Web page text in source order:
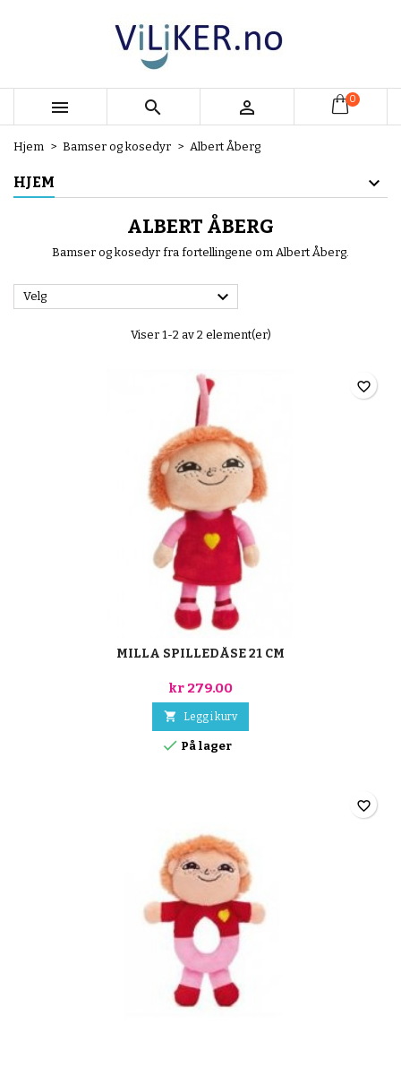
   0
Hjem Bamser og kosedyr Albert Åberg
HJEM
ALBERT ÅBERG
Bamser og kosedyr fra fortellingene om Albert Åberg.
Velg 
Viser 1-2 av 2 element(er)
MILLA SPILLEDÅSE 21 CM
kr 279.00
 Legg i kurv
 På lager
favorite_border
favorite_border
My wishlists
((modalTitle))
((modalDeleteText))
Opprett ønskeliste
Ønskeliste navn
Logg inn
Avbryt